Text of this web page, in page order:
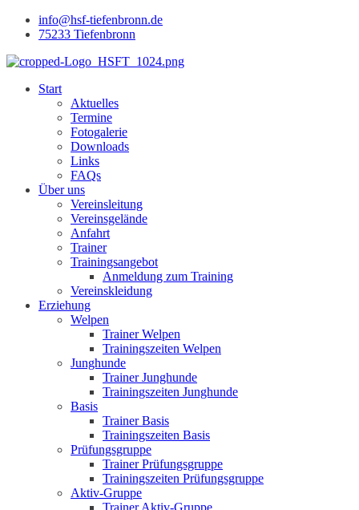
info@hsf-tiefenbronn.de
75233 Tiefenbronn
Start
Aktuelles
Termine
Fotogalerie
Downloads
Links
FAQs
Über uns
Vereinsleitung
Vereinsgelände
Anfahrt
Trainer
Trainingsangebot
Anmeldung zum Training
Vereinskleidung
Erziehung
Welpen
Trainer Welpen
Trainingszeiten Welpen
Junghunde
Trainer Junghunde
Trainingszeiten Junghunde
Basis
Trainer Basis
Trainingszeiten Basis
Prüfungsgruppe
Trainer Prüfungsgruppe
Trainingszeiten Prüfungsgruppe
Aktiv-Gruppe
Trainer Aktiv-Gruppe